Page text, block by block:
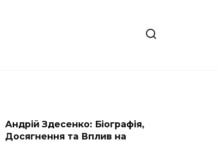
Андрій Здесенко: Біографія,
Досягнення та Вплив на